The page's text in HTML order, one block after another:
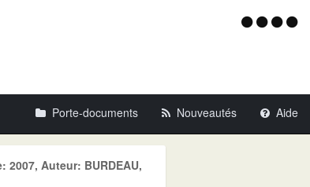
Menu
Porte-documents Nouveautés Aide
Auteur: BURDEAU,